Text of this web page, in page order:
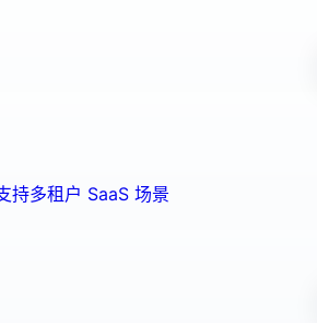
持多租户 SaaS 场景